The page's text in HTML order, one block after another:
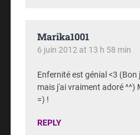
Marika1001
6 juin 2012 at 13 h 58 min
Enfernité est génial <3 (Bon
mais j'ai vraiment adoré ^^)
=) !
REPLY